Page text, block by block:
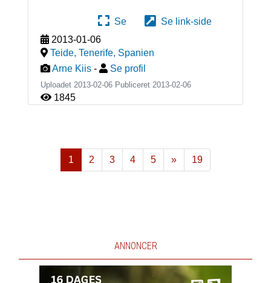
Se
Se link-side
2013-01-06
Teide, Tenerife, Spanien
Arne Kiis - Se profil
Uploadet 2013-02-06 Publiceret 2013-02-06
1845
1 2 3 4 5
»
Næste
19
ANNONCER